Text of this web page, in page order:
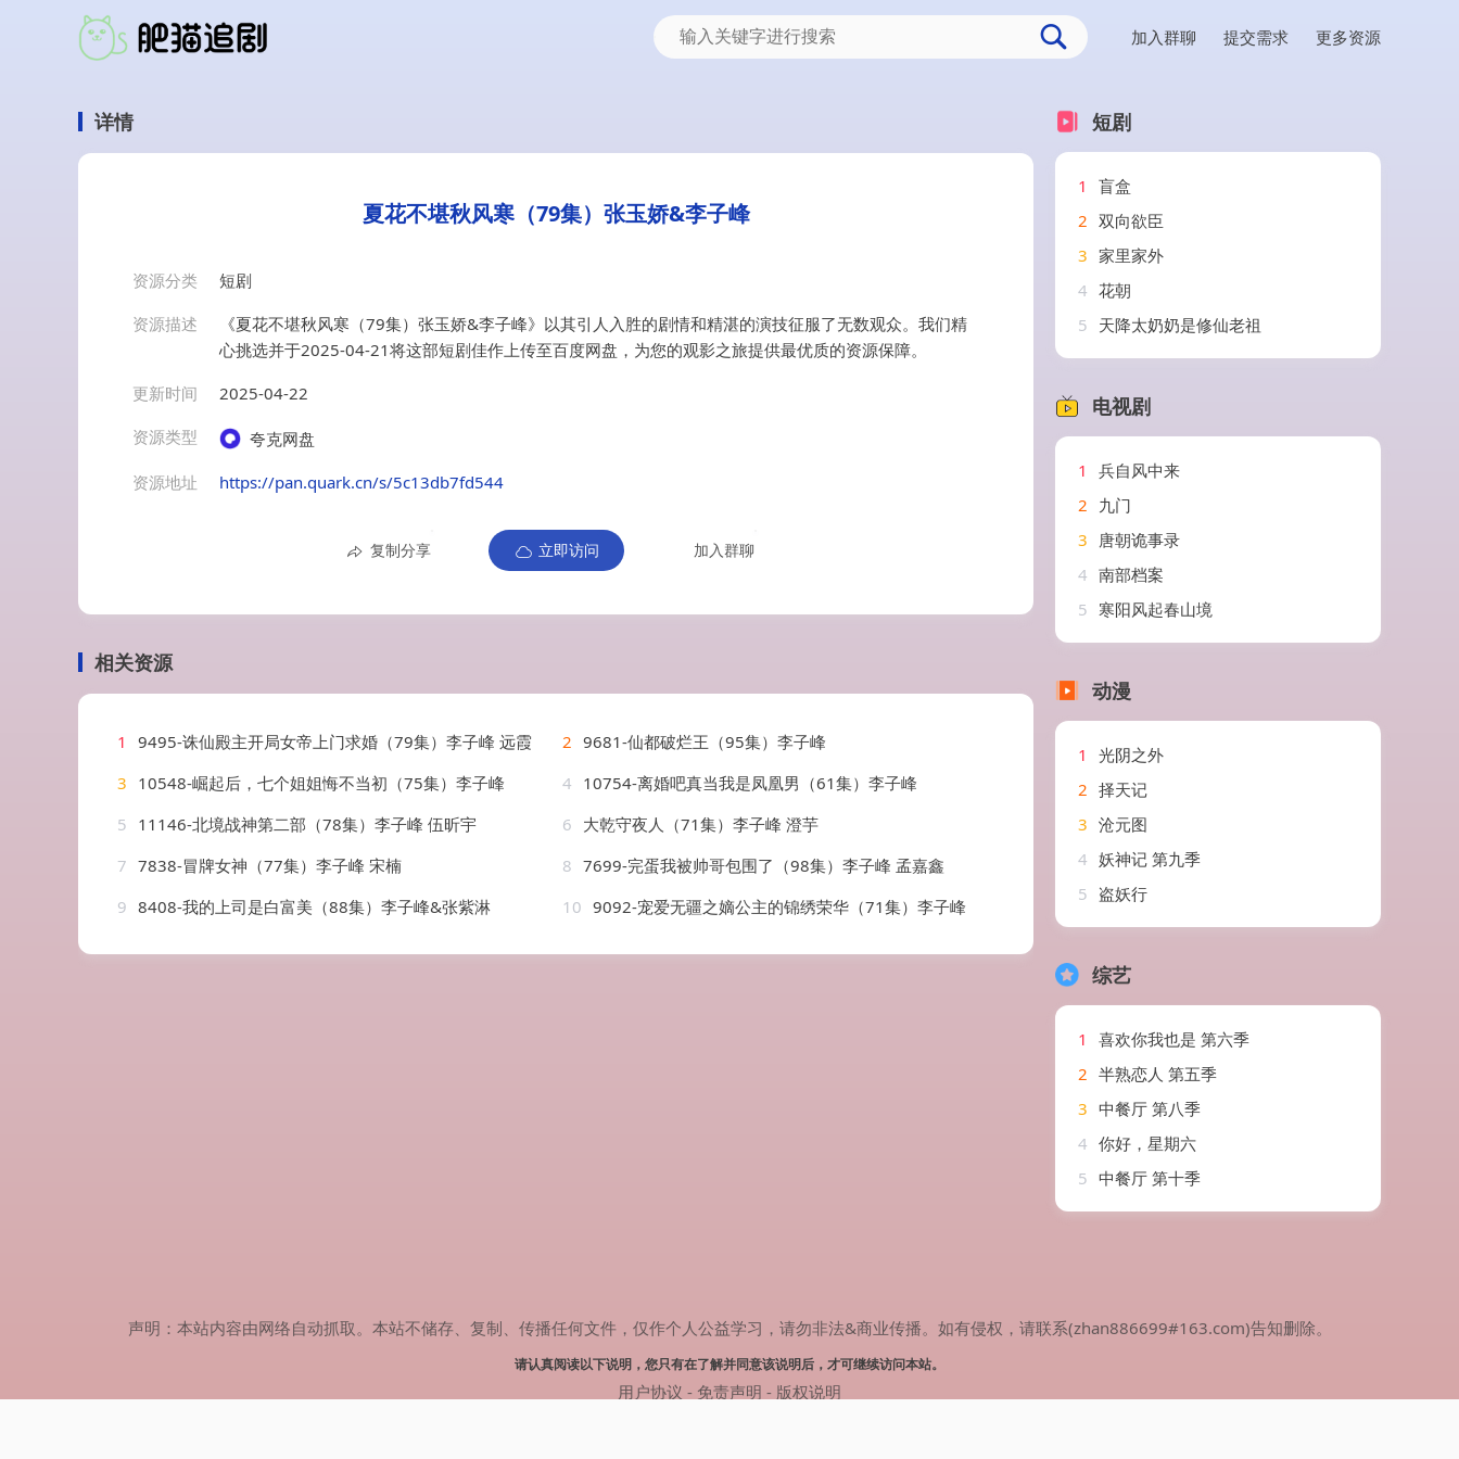
加入群聊 提交需求 更多资源
详情
夏花不堪秋风寒（79集）张玉娇&李子峰
资源分类
短剧
资源描述
《夏花不堪秋风寒（79集）张玉娇&李子峰》以其引人入胜的剧情和精湛的演技征服了无数观众。我们精
心挑选并于2025-04-21将这部短剧佳作上传至百度网盘，为您的观影之旅提供最优质的资源保障。
更新时间
2025-04-22
资源类型
夸克网盘
资源地址
https://pan.quark.cn/s/5c13db7fd544
复制分享 立即访问 加入群聊
相关资源
1 9495-诛仙殿主开局女帝上门求婚（79集）李子峰 远霞 2 9681-仙都破烂王（95集）李子峰
3 10548-崛起后，七个姐姐悔不当初（75集）李子峰 4 10754-离婚吧真当我是凤凰男（61集）李子峰
5 11146-北境战神第二部（78集）李子峰 伍昕宇 6 大乾守夜人（71集）李子峰 澄芋
7 7838-冒牌女神（77集）李子峰 宋楠 8 7699-完蛋我被帅哥包围了（98集）李子峰 孟嘉鑫
9 8408-我的上司是白富美（88集）李子峰&张紫淋 10 9092-宠爱无疆之嫡公主的锦绣荣华（71集）李子峰
短剧
1
盲盒
2 双向欲臣
3 家里家外
4 花朝
5 天降太奶奶是修仙老祖
电视剧
1
兵自风中来
2 九门
3 唐朝诡事录
4 南部档案
5 寒阳风起春山境
动漫
1
光阴之外
2 择天记
3 沧元图
4 妖神记 第九季
5 盗妖行
综艺
1
喜欢你我也是 第六季
2 半熟恋人 第五季
3 中餐厅 第八季
4 你好，星期六
5 中餐厅 第十季
声明：本站内容由网络自动抓取。本站不储存、复制、传播任何文件，仅作个人公益学习，请勿非法&商业传播。如有侵权，请联系(zhan886699#163.com)告知删除。
请认真阅读以下说明，您只有在了解并同意该说明后，才可继续访问本站。
用户协议 - 免责声明 - 版权说明